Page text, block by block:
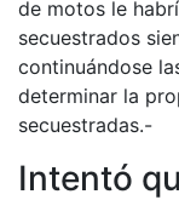
de motos le
secuestrados
continuándose
determinar la
secuestradas.-
Intentó